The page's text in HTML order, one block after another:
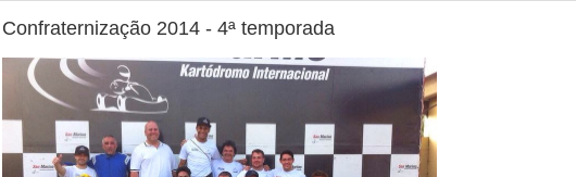
Confraternização 2014 - 4ª temporada